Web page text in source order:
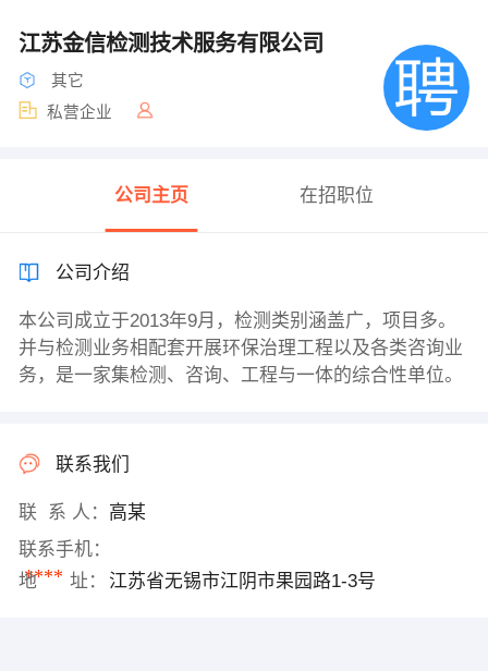
江苏金信检测技术服务有限公司
其它
私营企业
公司主页 在招职位
公司介绍
本公司成立于2013年9月，检测类别涵盖广，项目多。
并与检测业务相配套开展环保治理工程以及各类咨询业
务，是一家集检测、咨询、工程与一体的综合性单位。
联系我们
联 系 人： 高某
联系手机：
****
地 址： 江苏省无锡市江阴市果园路1-3号